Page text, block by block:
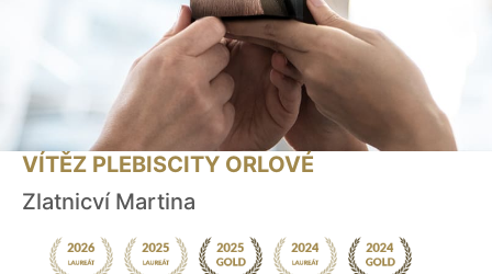
VÍTĚZ PLEBISCITY ORLOVÉ
Zlatnicví Martina